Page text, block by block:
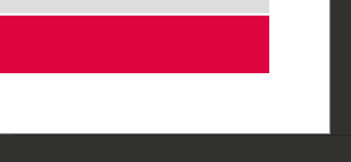
10 ml 50/50